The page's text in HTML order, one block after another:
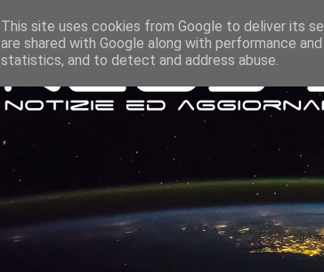
This site uses cookies from Google to deliver its
are shared with Google along with performance
statistics, and to detect and address abuse.